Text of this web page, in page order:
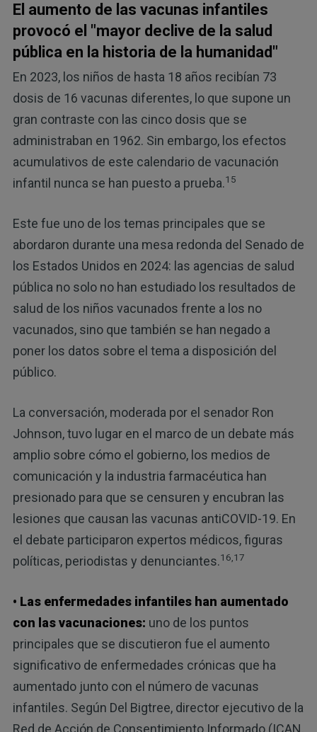
El aumento de las vacunas infantiles
provocó el "mayor declive de la salud
pública en la historia de la humanidad"
En 2023, los niños de hasta 18 años recibían 73
dosis de 16 vacunas diferentes, lo que supone un
gran contraste con las cinco dosis que se
administraban en 1962. Sin embargo, los efectos
acumulativos de este calendario de vacunación
infantil nunca se han puesto a prueba.15
Este fue uno de los temas principales que se
abordaron durante una mesa redonda del Senado de
los Estados Unidos en 2024: las agencias de salud
pública no solo no han estudiado los resultados de
salud de los niños vacunados frente a los no
vacunados, sino que también se han negado a
poner los datos sobre el tema a disposición del
público.
La conversación, moderada por el senador Ron
Johnson, tuvo lugar en el marco de un debate más
amplio sobre cómo el gobierno, los medios de
comunicación y la industria farmacéutica han
presionado para que se censuren y encubran las
lesiones que causan las vacunas antiCOVID-19. En
el debate participaron expertos médicos, figuras
políticas, periodistas y denunciantes.16,17
• Las enfermedades infantiles han aumentado
con las vacunaciones: uno de los puntos
principales que se discutieron fue el aumento
significativo de enfermedades crónicas que ha
aumentado junto con el número de vacunas
infantiles. Según Del Bigtree, director ejecutivo de la
Red de Acción de Consentimiento Informado (ICAN,